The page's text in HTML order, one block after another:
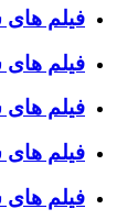
فیلم
فیلم های
فیلم
فیلم
فیلم